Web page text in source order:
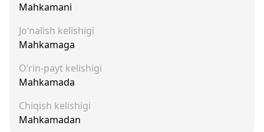
Mahkamani
Jo‘nalish kelishigi
Mahkamaga
O‘rin-payt kelishigi
Mahkamada
Chiqish kelishigi
Mahkamadan